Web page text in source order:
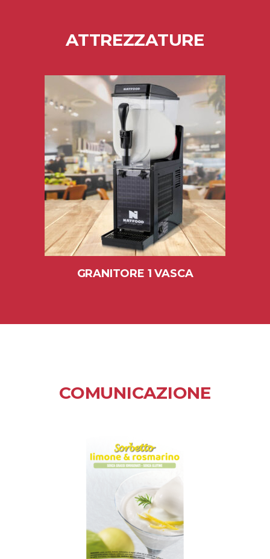
ATTREZZATURE
GRANITORE 1 VASCA
COMUNICAZIONE